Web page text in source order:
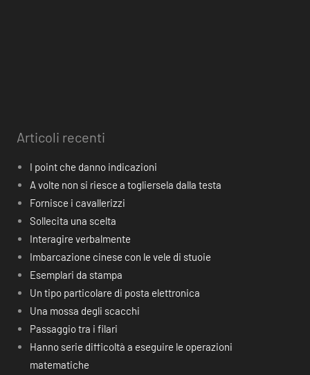
Articoli recenti
I point che danno indicazioni
A volte non si riesce a togliersela dalla testa
Fornisce i cavallerizzi
Sollecita una scelta
Interagire verbalmente
Imbarcazione cinese con le vele di stuoie
Esemplari da stampa
Un tipo particolare di posta elettronica
Una mossa degli scacchi
Passaggio tra i filari
Hanno serie difficoltà a eseguire le operazioni
matematiche